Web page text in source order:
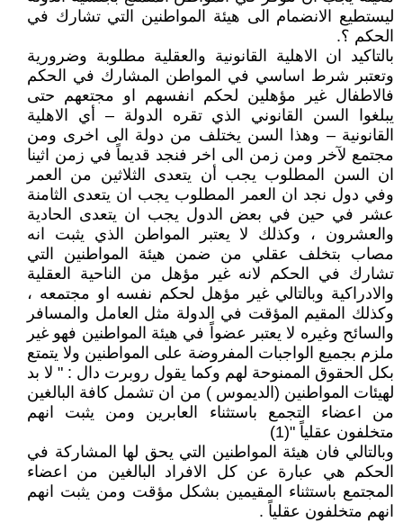
ليستطيع الانضمام الى هيئة المواطنين التي تشارك في
الحكم ؟.
بالتاكيد ان الاهلية القانونية والعقلية مطلوبة وضرورية
وتعتبر شرط اساسي في المواطن المشارك في الحكم
فالاطفال غير مؤهلين لحكم انفسهم او مجتعهم حتى
يبلغوا السن القانوني الذي تقره الدولة – أي الاهلية
القانونية – وهذا السن يختلف من دولة الى اخرى ومن
مجتمع لآخر ومن زمن الى اخر فنجد قديماً في زمن اثينا
ان السن المطلوب يجب أن يتعدى الثلاثين من العمر
وفي دول نجد ان العمر المطلوب يجب ان يتعدى الثامنة
عشر في حين في بعض الدول يجب ان يتعدى الحادية
والعشرون ، وكذلك لا يعتبر المواطن الذي يثبت انه
مصاب بتخلف عقلي من ضمن هيئة المواطنين التي
تشارك في الحكم لانه غير مؤهل من الناحية العقلية
والادراكية وبالتالي غير مؤهل لحكم نفسه او مجتمعه ،
وكذلك المقيم المؤقت في الدولة مثل العامل والمسافر
والسائح وغيره لا يعتبر عضواً في هيئة المواطنين فهو غير
ملزم بجميع الواجبات المفروضة على المواطنين ولا يتمتع
بكل الحقوق الممنوحة لهم وكما يقول روبرت دال : " لا بد
لهيئات المواطنين (الديموس ) من ان تشمل كافة البالغين
من اعضاء التجمع باستثناء العابرين ومن يثبت انهم
متخلفون عقلياً "(1)
وبالتالي فان هيئة المواطنين التي يحق لها المشاركة في
الحكم هي عبارة عن كل الافراد البالغين من اعضاء
المجتمع باستثناء المقيمين بشكل مؤقت ومن يثبت انهم
انهم متخلفون عقلياً .